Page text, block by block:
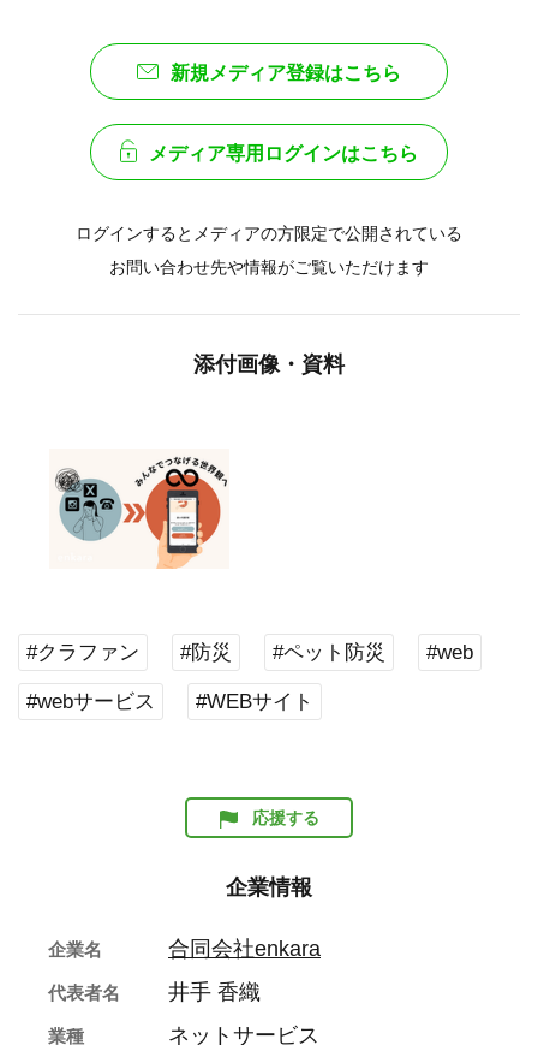
新規メディア登録はこちら
メディア専用ログインはこちら
ログインするとメディアの方限定で公開されている
お問い合わせ先や情報がご覧いただけます
添付画像・資料
#クラファン #防災 #ペット防災 #web
#webサービス #WEBサイト
応援する
企業情報
企業名 合同会社enkara
代表者名 井手 香織
業種 ネットサービス